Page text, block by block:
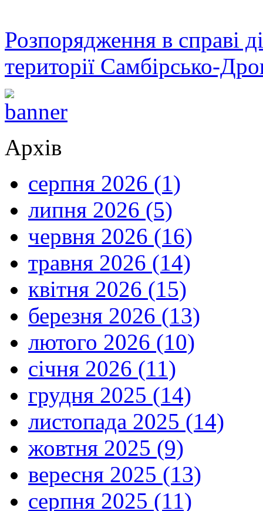
Розпорядження в справі
території Самбірсько-
Архів
серпня 2026 (1)
липня 2026 (5)
червня 2026 (16)
травня 2026 (14)
квітня 2026 (15)
березня 2026 (13)
лютого 2026 (10)
січня 2026 (11)
грудня 2025 (14)
листопада 2025 (14)
жовтня 2025 (9)
вересня 2025 (13)
серпня 2025 (11)